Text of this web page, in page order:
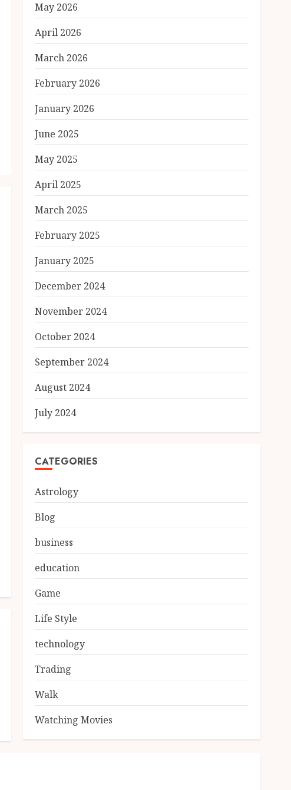
May 2026
April 2026
March 2026
February 2026
January 2026
June 2025
May 2025
April 2025
March 2025
February 2025
January 2025
December 2024
November 2024
October 2024
September 2024
August 2024
July 2024
CATEGORIES
Astrology
Blog
business
education
Game
Life Style
technology
Trading
Walk
Watching Movies